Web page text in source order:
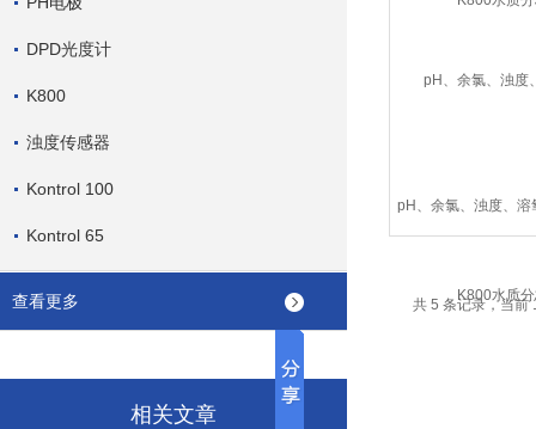
DPD光度计
K800
浊度传感器
Kontrol 100
Kontrol 65
查看更多
相关文章
pH、余氯、浊度、溶
水质分析
共 5 条记录，当